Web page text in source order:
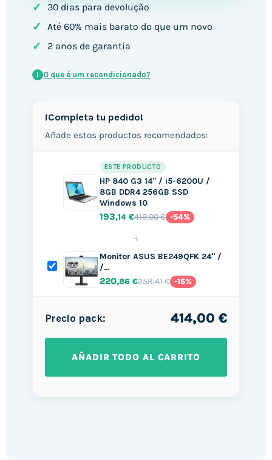
✓ 30 dias para devolução
✓ Até 60% mais barato do que um novo
✓ 2 anos de garantia
i O que é um recondicionado?
¡Completa tu pedido!
Añade estos productos recomendados:
ESTE PRODUCTO
HP 840 G3 14" / i5-6200U /
8GB DDR4 256GB SSD
Windows 10
193,14 €419,00 € -54%
+
Monitor ASUS BE249QFK 24" /
/…
220,86 €258,41 € -15%
Precio pack: 414,00 €
AÑADIR TODO AL CARRITO